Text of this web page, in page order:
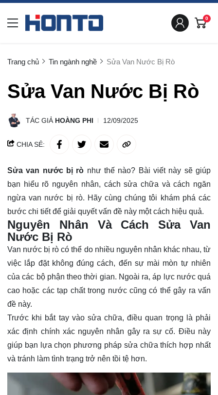
0
Trang chủ Tin ngành nghề Sửa Van Nước Bị Rò
Sửa Van Nước Bị Rò
TÁC GIẢ HOÀNG PHI 12/09/2025
CHIA SẺ:
Sửa van nước bị rò như thế nào? Bài viết này sẽ giúp
bạn hiểu rõ nguyên nhân, cách sửa chữa và cách ngăn
ngừa van nước bị rò. Hãy cùng chúng tôi khám phá các
bước chi tiết để giải quyết vấn đề này một cách hiệu quả.
Nguyên Nhân Và Cách Sửa Van
Nước Bị Rò
Van nước bị rò có thể do nhiều nguyên nhân khác nhau, từ
việc lắp đặt không đúng cách, đến sự mài mòn tự nhiên
của các bộ phận theo thời gian. Ngoài ra, áp lực nước quá
cao hoặc các tạp chất trong nước cũng có thể gây ra vấn
đề này.
Trước khi bắt tay vào sửa chữa, điều quan trọng là phải
xác định chính xác nguyên nhân gây ra sự cố. Điều này
giúp bạn lựa chọn phương pháp sửa chữa thích hợp nhất
và tránh làm tình trạng trở nên tồi tệ hơn.